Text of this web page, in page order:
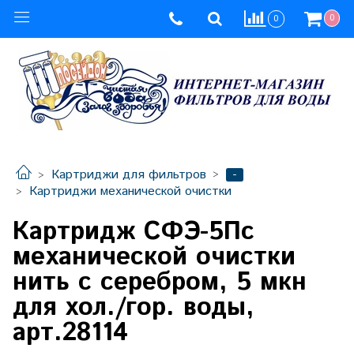
0 0
Картриджи для фильтров
-
Картриджи механической очистки
Картридж СФЭ-5Пс
механической очистки
нить с серебром, 5 мкн
для хол./гор. воды,
арт.28114